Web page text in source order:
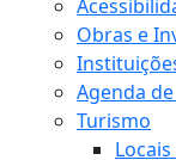
Obras e
Agenda
Turismo